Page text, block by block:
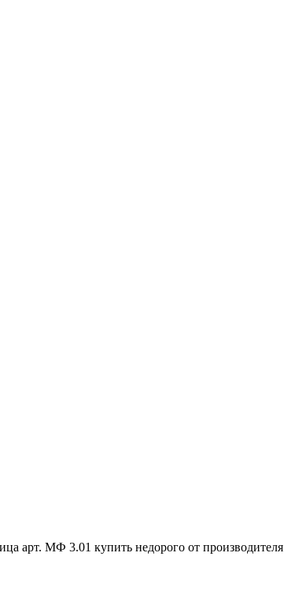
арт. МФ 3.01 купить недорого от производителя